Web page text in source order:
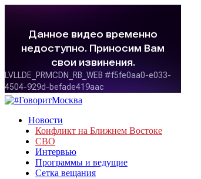
Новости
Конфликт на Ближнем Востоке
СВО
Интервью
Программы и ведущие
Сетка вещания